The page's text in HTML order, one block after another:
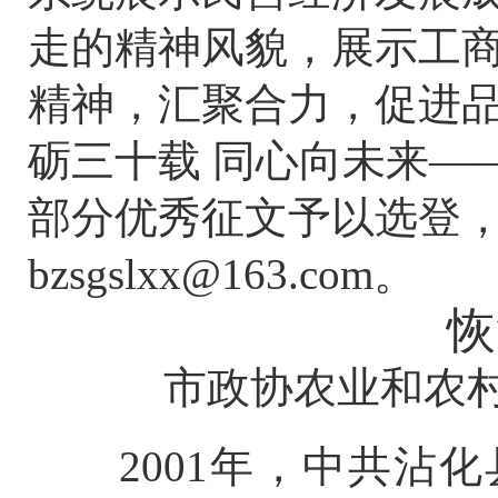
走的精神风貌，展示工
精神，汇聚合力，促进
砺三十载 同心向未来
部分优秀征文予以选登
bzsgslxx@163.com。
恢
市政协农业和农村
2001年，中共沾化